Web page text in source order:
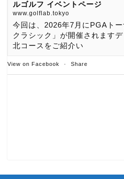
ルゴルフ イベントページ
www.golflab.tokyo
今回は、2026年7月にPGAトー
クラシック」が開催されます
北コースをご紹介い
View on Facebook · Share